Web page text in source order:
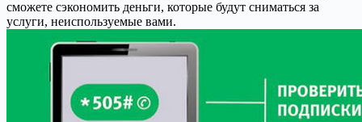
сможете сэкономить деньги, которые будут сниматься за
услуги, неиспользуемые вами.